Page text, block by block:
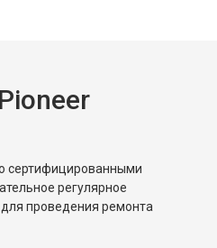
сертифицированными
регулярное
проведения ремонта